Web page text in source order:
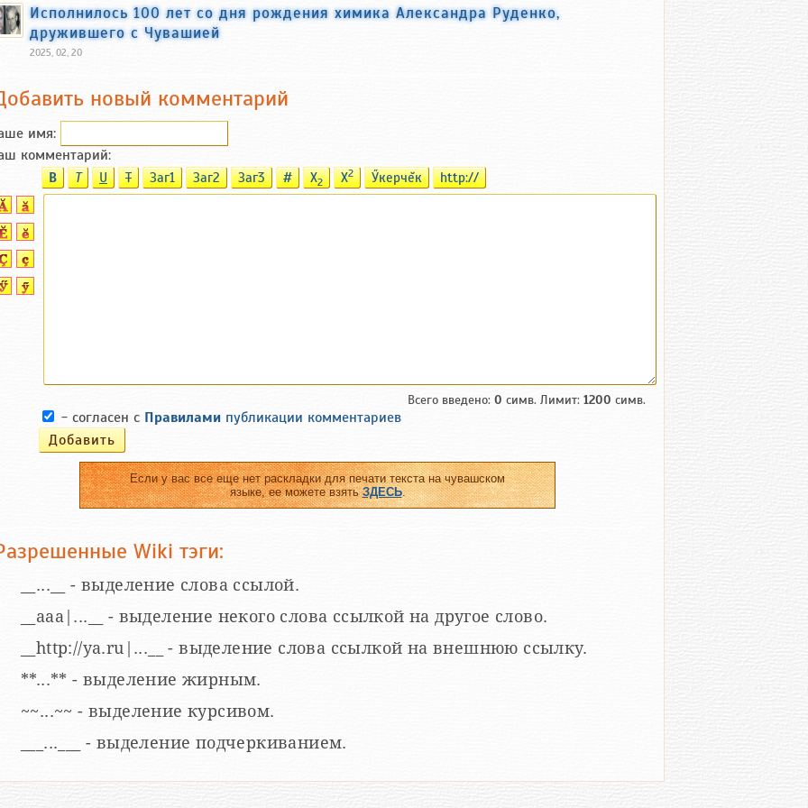
Исполнилось 100 лет со дня рождения химика Александра Руденко,
дружившего с Чувашией
2025, 02, 20
новый комментарий
имя:
комментарий:
B T U T Заг1 Заг2 Заг3 # X2 X2 Ӳкерчĕк http://
Всего введено: 0 симв. Лимит: 1200 симв.
- согласен с Правилами публикации комментариев
Если у вас все еще нет раскладки для печати текста на чувашском
языке, ее можете взятьЗДЕСЬ.
Wiki тэги:
__...__ - выделение слова ссылой.
__aaa|...__ - выделение некого слова ссылкой на другое слово.
__http://ya.ru|...__ - выделение слова ссылкой на внешнюю ссылку.
**...** - выделение жирным.
~~...~~ - выделение курсивом.
___...___ - выделение подчеркиванием.